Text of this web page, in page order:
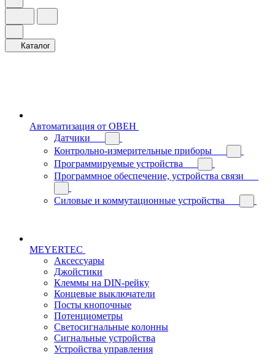
Каталог
Автоматизация от ОВЕН
Датчики
Контрольно-измерительные приборы
Программируемые устройства
Программное обеспечение, устройства связи
Силовые и коммутационные устройства
MEYERTEC
Аксессуары
Джойстики
Клеммы на DIN-рейку
Концевые выключатели
Посты кнопочные
Потенциометры
Светосигнальные колонны
Сигнальные устройства
Устройства управления